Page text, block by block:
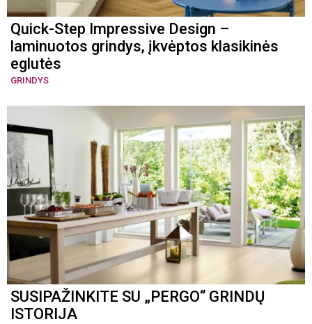
Quick-Step Impressive Design –
laminuotos grindys, įkvėptos klasikinės
eglutės
GRINDYS
SUSIPAŽINKITE SU „PERGO“ GRINDŲ
ISTORIJA